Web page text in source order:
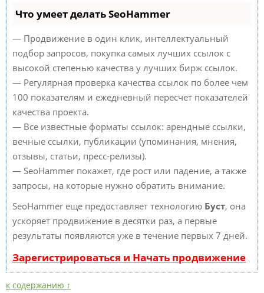
Что умеет делать SeoHammer
— Продвижение в один клик, интеллектуальный
подбор запросов, покупка самых лучших ссылок с
высокой степенью качества у лучших бирж ссылок.
— Регулярная проверка качества ссылок по более чем
100 показателям и ежедневный пересчет показателей
качества проекта.
— Все известные форматы ссылок: арендные ссылки,
вечные ссылки, публикации (упоминания, мнения,
отзывы, статьи, пресс-релизы).
— SeoHammer покажет, где рост или падение, а также
запросы, на которые нужно обратить внимание.
SeoHammer еще предоставляет технологию Буст, она
ускоряет продвижение в десятки раз, а первые
результаты появляются уже в течение первых 7 дней.
Зарегистрироваться и Начать продвижение
к содержанию ↑